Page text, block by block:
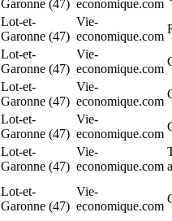
Garonne (47) economique.com
Lot-et-
Garonne (47)
Vie-
economique.com
Lot-et-
Garonne (47)
Vie-
economique.com
Lot-et-
Garonne (47)
Vie-
economique.com
Lot-et-
Garonne (47)
Vie-
economique.com
Lot-et-
Garonne (47)
Vie-
economique.com
Lot-et-
Garonne (47)
Vie-
economique.com